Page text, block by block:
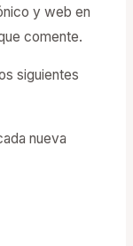
y web en
comente.
siguientes
nueva